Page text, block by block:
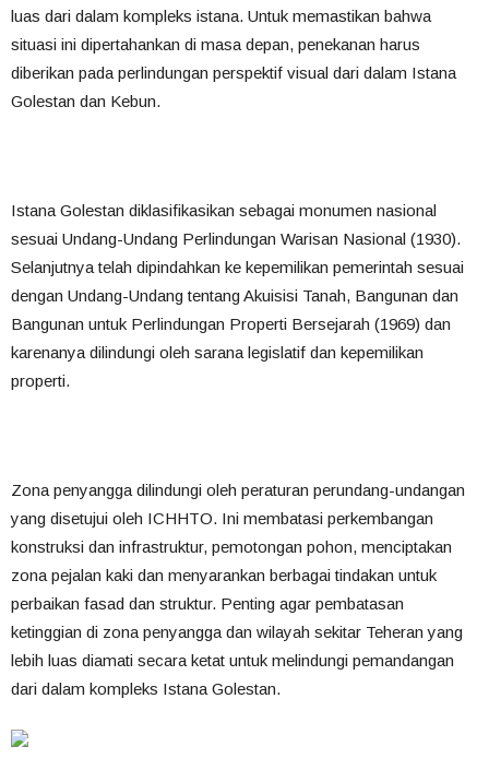
luas dari dalam kompleks istana. Untuk memastikan bahwa
situasi ini dipertahankan di masa depan, penekanan harus
diberikan pada perlindungan perspektif visual dari dalam Istana
Golestan dan Kebun.
Istana Golestan diklasifikasikan sebagai monumen nasional
sesuai Undang-Undang Perlindungan Warisan Nasional (1930).
Selanjutnya telah dipindahkan ke kepemilikan pemerintah sesuai
dengan Undang-Undang tentang Akuisisi Tanah, Bangunan dan
Bangunan untuk Perlindungan Properti Bersejarah (1969) dan
karenanya dilindungi oleh sarana legislatif dan kepemilikan
properti.
Zona penyangga dilindungi oleh peraturan perundang-undangan
yang disetujui oleh ICHHTO. Ini membatasi perkembangan
konstruksi dan infrastruktur, pemotongan pohon, menciptakan
zona pejalan kaki dan menyarankan berbagai tindakan untuk
perbaikan fasad dan struktur. Penting agar pembatasan
ketinggian di zona penyangga dan wilayah sekitar Teheran yang
lebih luas diamati secara ketat untuk melindungi pemandangan
dari dalam kompleks Istana Golestan.